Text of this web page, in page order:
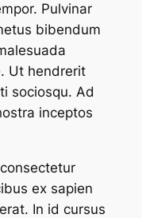
Pulvinar
bibendum
Ut hendrerit
sociosqu. Ad
inceptos
ex sapien
In id cursus